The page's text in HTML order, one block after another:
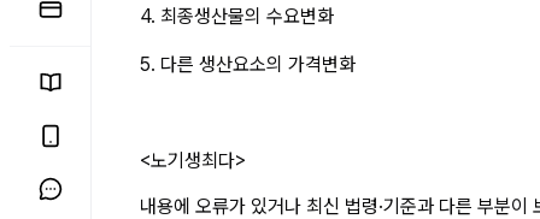
4. 최종생산물의 수요변화
5. 다른 생산요소의 가격변화
<노기생최다>
내용에 오류가 있거나 최신 법령·기준과 다른 부분